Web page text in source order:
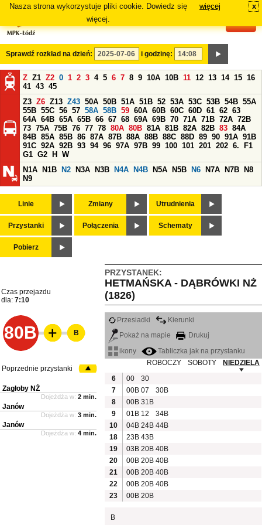
Nasza strona wykorzystuje pliki cookie. Dowiedz się
więcej.
więcej x
Sprawdź rozkład na dzień: i godzinę:
Z Z1 Z2 0 1 2 3 4 5 6 7 8 9 10A 10B 11 12 13 14 15 16
41 43 45
Z3 Z6 Z13 Z43 50A 50B 51A 51B 52 53A 53C 53B 54B 55A
55B 55C 56 57 58A 58B 59 60A 60B 60C 60D 61 62 63
64A 64B 65A 65B 66 67 68 69A 69B 70 71A 71B 72A 72B
73 75A 75B 76 77 78 80A 80B 81A 81B 82A 82B 83 84A
84B 85A 85B 86 87A 87B 88A 88B 88C 88D 89 90 91A 91B
91C 92A 92B 93 94 96 97A 97B 99 100 101 201 202 6.
F1
G1 G2 H
W
N1A
N1B N2 N3A N3B N4A N4B N5A N5B N6 N7A N7B
N8
N9
Linie Zmiany Utrudnienia
Przystanki Połączenia Schematy
Pobierz
PRZYSTANEK:
HETMAŃSKA - DĄBRÓWKI NŻ
(1826)
Czas przejazdu
dla: 7:10
80B
Przesiadki
Kierunki
Pokaż na mapie
Drukuj
ikony
Tabliczka jak na przystanku
ROBOCZY
SOBOTY
NIEDZIELA
6
00
30
7
00B 07
30B
8
00B 31B
9
01B 12
34B
10
04B 24B 44B
18
23B 43B
19
03B 20B 40B
20
00B 20B 40B
21
00B 20B 40B
22
00B 20B 40B
23
00B 20B
B
B
Poprzednie przystanki
Zagłoby NŻ
Dojeżdża w: 2 min.
Janów
Dojeżdża w: 3 min.
Janów
Dojeżdża w: 4 min.